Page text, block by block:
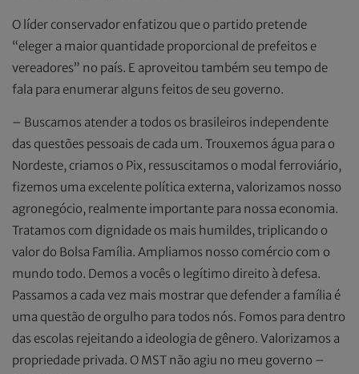
O líder conservador enfatizou que o partido pretende
“eleger a maior quantidade proporcional de prefeitos e
vereadores” no país. E aproveitou também seu tempo de
fala para enumerar alguns feitos de seu governo.
– Buscamos atender a todos os brasileiros independente
das questões pessoais de cada um. Trouxemos água para o
Nordeste, criamos o Pix, ressuscitamos o modal ferroviário,
fizemos uma excelente política externa, valorizamos nosso
agronegócio, realmente importante para nossa economia.
Tratamos com dignidade os mais humildes, triplicando o
valor do Bolsa Família. Ampliamos nosso comércio com o
mundo todo. Demos a vocês o legítimo direito à defesa.
Passamos a cada vez mais mostrar que defender a família é
uma questão de orgulho para todos nós. Fomos para dentro
das escolas rejeitando a ideologia de gênero. Valorizamos a
propriedade privada. O MST não agiu no meu governo –